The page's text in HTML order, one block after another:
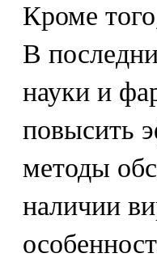
Кроме
В
науки и
повысить
методы
наличии